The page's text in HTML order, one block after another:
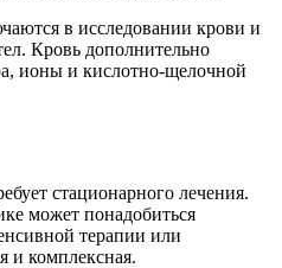
в исследовании крови и
Кровь дополнительно
ионы и кислотно-щелочной
стационарного лечения.
может понадобиться
терапии или
и комплексная.